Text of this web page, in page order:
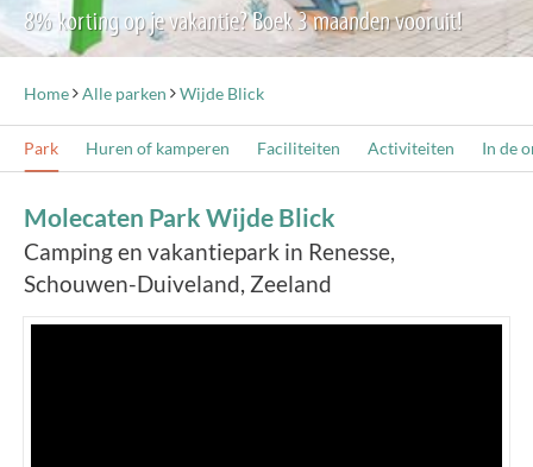
8% korting op je vakantie? Boek 3 maanden vooruit!
Home Alle parken Wijde Blick
Park Huren of kamperen Faciliteiten Activiteiten In de
Molecaten Park Wijde Blick
Camping en vakantiepark in Renesse,
Schouwen-Duiveland, Zeeland